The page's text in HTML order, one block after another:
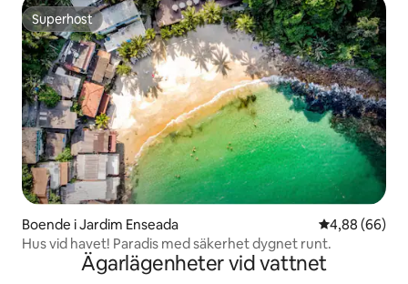
Superhost
Superhost
Boende i Jardim Enseada 4,88 av 5 i
4,88 (66)
Hus vid havet! Paradis med säkerhet dygnet runt.
Ägarlägenheter vid vattnet